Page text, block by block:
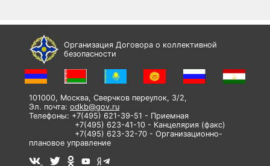
Организация Договора о коллективной
безопасности
101000, Москва, Сверчков переулок, 3/2,
Эл. почта: odkb@gov.ru
Телефоны: +7(495) 621-39-51 - Приемная
+7(495) 623-41-10 - Канцелярия (факс)
+7(495) 623-32-70 - Организационно-
плановое управление